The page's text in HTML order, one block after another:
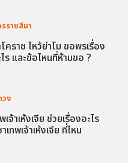
ราชสีมา
คราช ไหว้ย่าโม ขอพรเรื่อง
ร และข้อไหนที่ห้ามขอ ?
ง
เจ้าเห้งเจีย ช่วยเรื่องอะไร
เทพเจ้าเห้งเจีย ที่ไหน